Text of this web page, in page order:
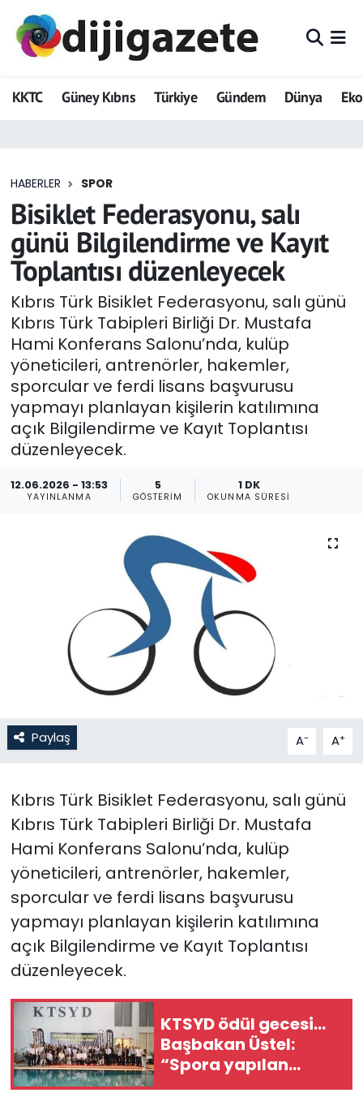
KKTC Güney Kıbrıs Türkiye Gündem Dünya
HABERLER SPOR
Bisiklet Federasyonu, salı
günü Bilgilendirme ve Kayıt
Toplantısı düzenleyecek
Kıbrıs Türk Bisiklet Federasyonu, salı günü
Kıbrıs Türk Tabipleri Birliği Dr. Mustafa
Hami Konferans Salonu’nda, kulüp
yöneticileri, antrenörler, hakemler,
sporcular ve ferdi lisans başvurusu
yapmayı planlayan kişilerin katılımına
açık Bilgilendirme ve Kayıt Toplantısı
düzenleyecek.
12.06.2026 - 13:53
YAYINLANMA
5
GÖSTERIM
1 DK
OKUNMA SÜRESI
Paylaş A- A+
Kıbrıs Türk Bisiklet Federasyonu, salı günü
Kıbrıs Türk Tabipleri Birliği Dr. Mustafa
Hami Konferans Salonu’nda, kulüp
yöneticileri, antrenörler, hakemler,
sporcular ve ferdi lisans başvurusu
yapmayı planlayan kişilerin katılımına
açık Bilgilendirme ve Kayıt Toplantısı
düzenleyecek.
KTSYD ödül gecesi...
Başbakan Üstel:
“Spora yapılan
yatırım, geleceğe,
ADVERTORIAL
Dijigazete
Eğitim
Ekonomi
Foto Galeri
GEZİ
Güncel
Gündem
KKTC
KKTC YEREL SEÇİM 2018
Nöbetçi Eczaneler
Otomobil Dünyası
Politika
Spor
Teknoloji
TÜRKiYE
Video Galeri
YAŞAM
Yazarlar
Hava Durumu
Trafik Durumu
Tüm Manşetler
Son Dakika Haberleri
Haber Arşivi